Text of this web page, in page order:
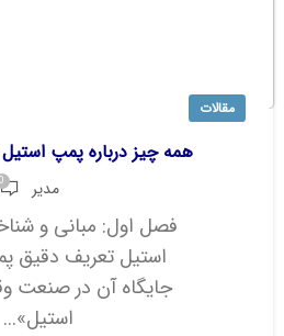
مقالات
همه چیز درباره پمپ
مدیر 0
فصل اول: مبانی و
استیل تعریف دقیق
جایگاه آن در صنعت
استیل»...